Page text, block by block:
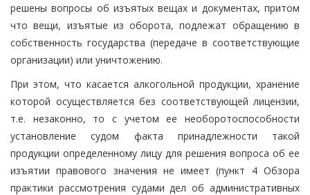
решены вопросы об изъятых вещах и документах, притом
что вещи, изъятые из оборота, подлежат обращению в
собственность государства (передаче в соответствующие
организации) или уничтожению.
При этом, что касается алкогольной продукции, хранение
которой осуществляется без соответствующей лицензии,
т.е. незаконно, то с учетом ее необоротоспособности
установление судом факта принадлежности такой
продукции определенному лицу для решения вопроса об ее
изъятии правового значения не имеет (пункт 4 Обзора
практики рассмотрения судами дел об административных